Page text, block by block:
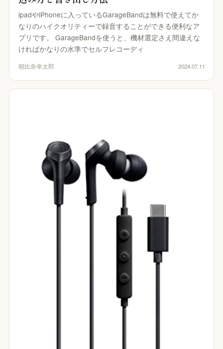
ipadやiPhoneに入っているGarageBandは無料で使えてか
なりのハイクオリティーで録音することができる便利なア
プリです。 GarageBandを使うと、機材選定さえ間違えな
ければかなりの水準でセルフレコーディ
朝比奈幸太郎 2024.07.11